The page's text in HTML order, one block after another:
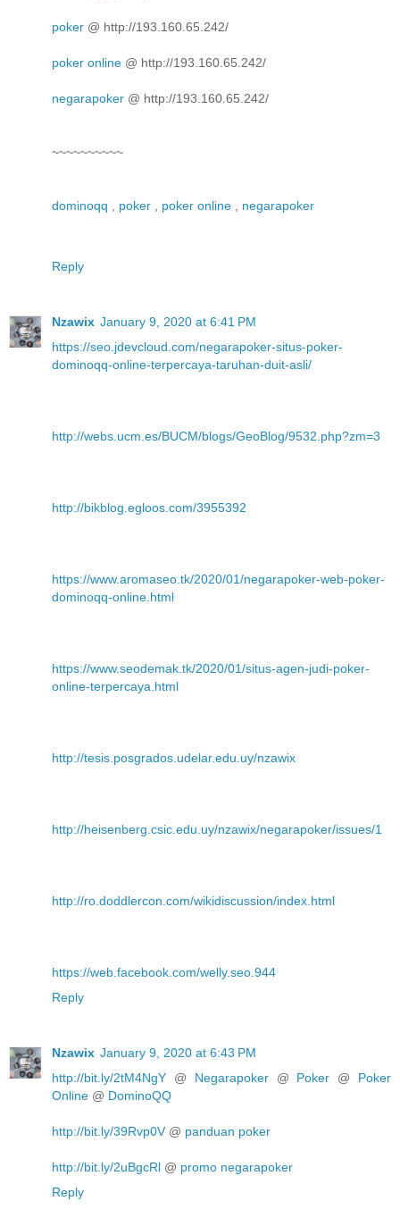
poker @ http://193.160.65.242/
poker online @ http://193.160.65.242/
negarapoker @ http://193.160.65.242/
~~~~~~~~~~
dominoqq poker poker online negarapoker
Reply
Nzawix January 9, 2020 at 6:41 PM
https://seo.jdevcloud.com/negarapoker-situs-poker-
dominoqq-online-terpercaya-taruhan-duit-asli/
http://webs.ucm.es/BUCM/blogs/GeoBlog/9532.php?zm=3
http://bikblog.egloos.com/3955392
https://www.aromaseo.tk/2020/01/negarapoker-web-poker-
dominoqq-online.html
https://www.seodemak.tk/2020/01/situs-agen-judi-poker-
online-terpercaya.html
http://tesis.posgrados.udelar.edu.uy/nzawix
http://heisenberg.csic.edu.uy/nzawix/negarapoker/issues/1
http://ro.doddlercon.com/wikidiscussion/index.html
https://web.facebook.com/welly.seo.944
Reply
Nzawix January 9, 2020 at 6:43 PM
http://bit.ly/2tM4NgY @ Negarapoker@ Poker @ Poker
Online @ DominoQQ
http://bit.ly/39Rvp0V @ panduan poker
http://bit.ly/2uBgcRl @ promo negarapoker
Reply